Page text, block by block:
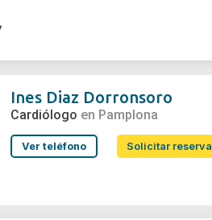
Ines Diaz Dorronsoro
Cardiólogo en Pamplona
Ver teléfono Solicitar reserva